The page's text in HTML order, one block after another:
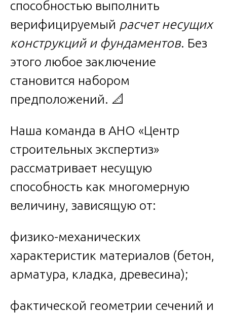
способностью выполнить
верифицируемый расчет несущих
конструкций и фундаментов. Без
этого любое заключение
становится набором
предположений. 📐
Наша команда в АНО «Центр
строительных экспертиз»
рассматривает несущую
способность как многомерную
величину, зависящую от:
физико-механических
характеристик материалов (бетон,
арматура, кладка, древесина);
фактической геометрии сечений и